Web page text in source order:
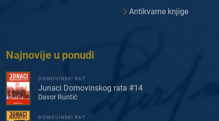
Antikvarne knjige
Najnovije u ponudi
DOMOVINSKI RAT
Junaci Domovinskog rata #14
Davor Runtić
DOMOVINSKI RAT